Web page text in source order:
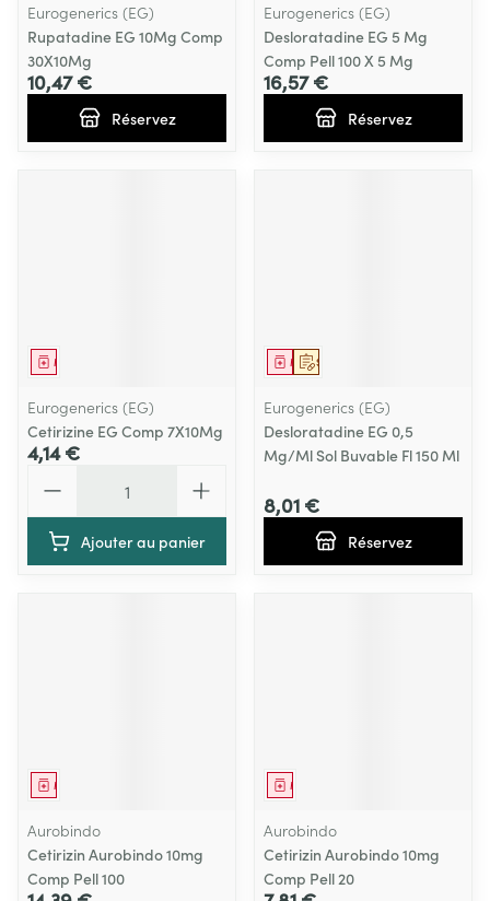
Eurogenerics (EG)
Rupatadine EG 10Mg Comp
30X10Mg
10,47 €
Réservez
Eurogenerics (EG)
Desloratadine EG 5 Mg
Comp Pell 100 X 5 Mg
16,57 €
Réservez
Médicament
Eurogenerics (EG)
Cetirizine EG Comp 7X10Mg
4,14 €
Ajouter au panier
Sur prescription
Médicament
Eurogenerics (EG)
Desloratadine EG 0,5
Mg/Ml Sol Buvable Fl 150 Ml
8,01 €
Réservez
Médicament
Aurobindo
Cetirizin Aurobindo 10mg
Comp Pell 100
Médicament
Aurobindo
Cetirizin Aurobindo 10mg
Comp Pell 20